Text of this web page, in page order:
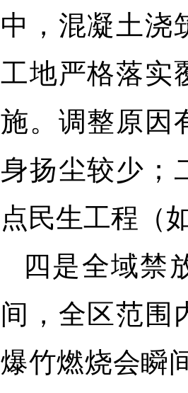
中，混凝土浇
工地严格落实
施。调整原因
身扬尘较少；
点民生工程（
四是全域禁
间，全区范围
爆竹燃烧会瞬